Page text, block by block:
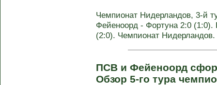
Чемпионат Нидерландов, 3-й
Фейеноорд - Фортуна 2:0
(2:0). Чемпионат Нидерландов.
ПСВ и Фейеноорд
Обзор 5-го тура